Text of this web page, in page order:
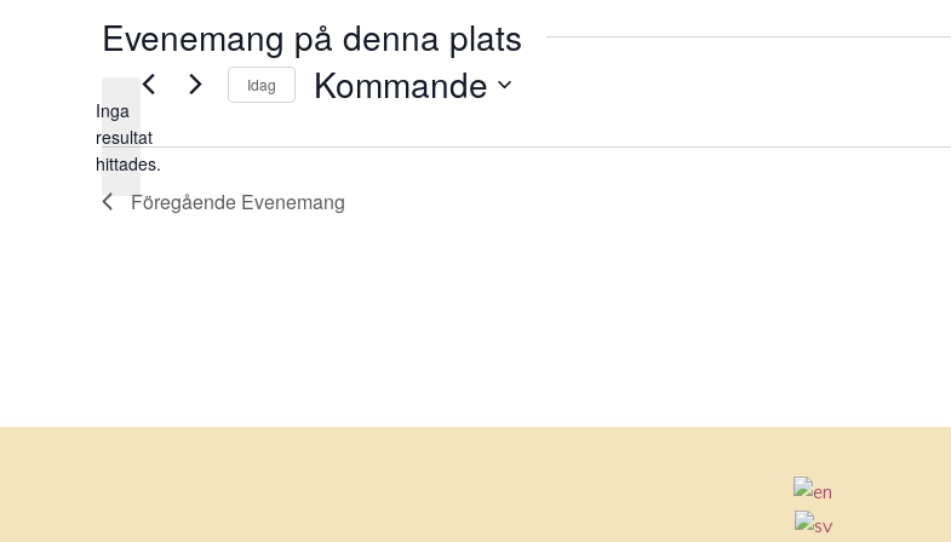
Evenemang på denna plats
Notis
Inga
resultat
hittades.
Idag Kommande
datum.
Föregående Evenemang